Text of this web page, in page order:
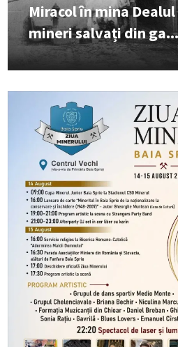
Miracol în mina
mineri salvați din